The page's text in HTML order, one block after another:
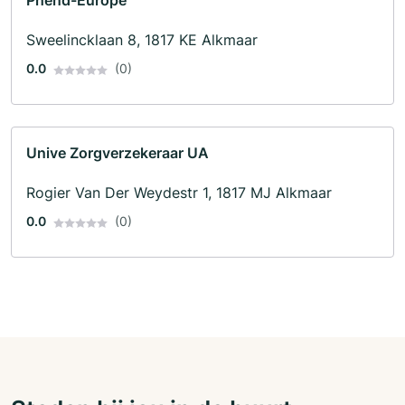
Sweelincklaan 8, 1817 KE Alkmaar
0.0 (0)
Unive Zorgverzekeraar UA
Rogier Van Der Weydestr 1, 1817 MJ Alkmaar
0.0 (0)